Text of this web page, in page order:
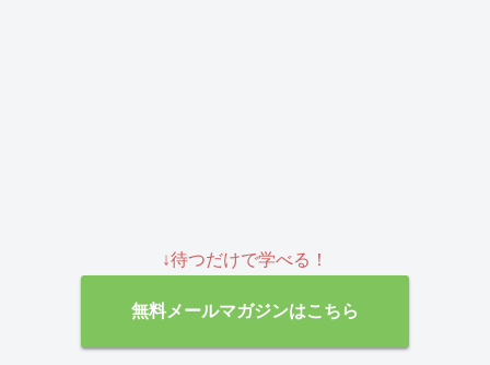
↓待つだけで学べる！
無料メールマガジンはこちら